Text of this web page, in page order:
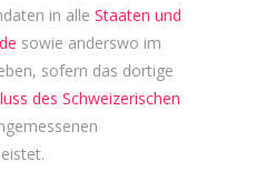
in alle Staaten und
sowie anderswo im
sofern das dortige
des Schweizerischen